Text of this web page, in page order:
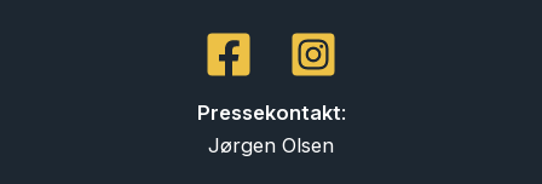
Pressekontakt:
Jørgen Olsen